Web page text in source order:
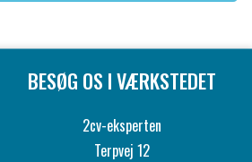
BESØG OS I VÆRKSTEDET
2cv-eksperten
Terpvej 12